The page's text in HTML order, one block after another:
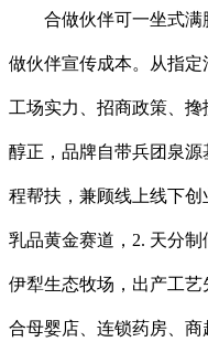
合做伙伴可一坐式满
做伙伴宣传成本。从指定
工场实力、招商政策、
醇正，品牌自带兵团泉
程帮扶，兼顾线上线下
乳品黄金赛道，2. 天分
伊犁生态牧场，出产工
合母婴店、连锁药房、